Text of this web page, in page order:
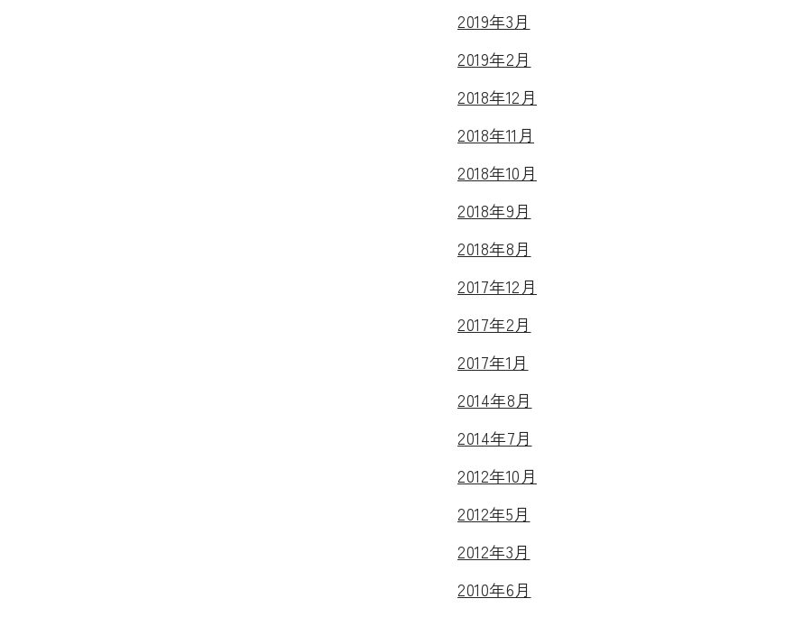
2019年3月
2019年2月
2018年12月
2018年11月
2018年10月
2018年9月
2018年8月
2017年12月
2017年2月
2017年1月
2014年8月
2014年7月
2012年10月
2012年5月
2012年3月
2010年6月